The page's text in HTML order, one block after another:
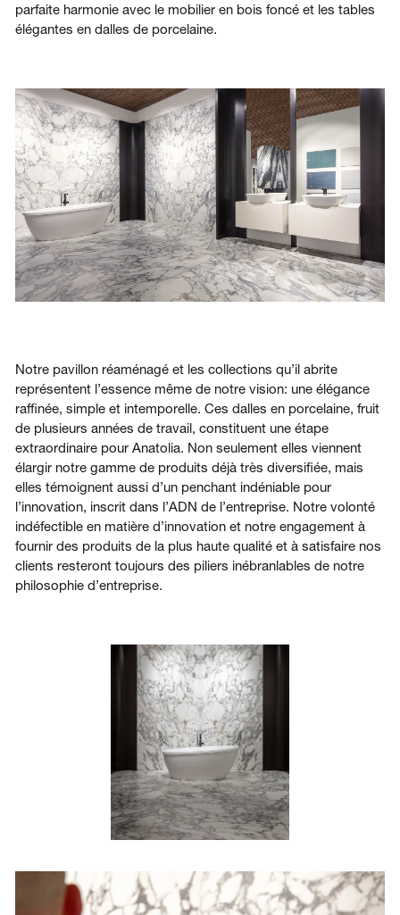
parfaite harmonie avec le mobilier en bois foncé et les tables
élégantes en dalles de porcelaine.
Notre pavillon réaménagé et les collections qu’il abrite
représentent l’essence même de notre vision: une élégance
raffinée, simple et intemporelle. Ces dalles en porcelaine, fruit
de plusieurs années de travail, constituent une étape
extraordinaire pour Anatolia. Non seulement elles viennent
élargir notre gamme de produits déjà très diversifiée, mais
elles témoignent aussi d’un penchant indéniable pour
l’innovation, inscrit dans l’ADN de l’entreprise. Notre volonté
indéfectible en matière d’innovation et notre engagement à
fournir des produits de la plus haute qualité et à satisfaire nos
clients resteront toujours des piliers inébranlables de notre
philosophie d’entreprise.